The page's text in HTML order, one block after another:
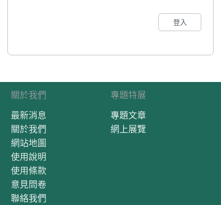
登入
關於我們
最新消息
關於我們
網站地圖
使用說明
使用條款
意見問卷
聯絡我們
專題特展
專題文章
網上展覽